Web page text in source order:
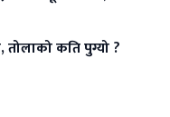
कति पुग्यो ?